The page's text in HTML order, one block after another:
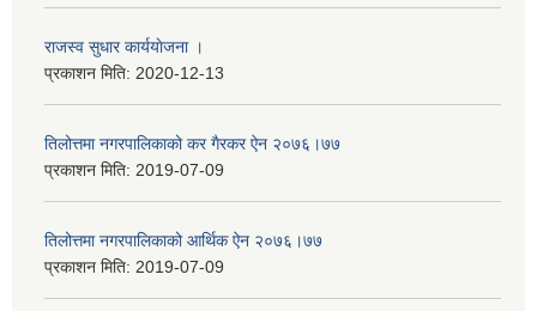
राजस्व सुधार कार्ययाेजना ।
प्रकाशन मिति: 2020-12-13
तिलोत्तमा नगरपालिकाको कर गैरकर ऐन २०७६।७७
प्रकाशन मिति: 2019-07-09
तिलोत्तमा नगरपालिकाको आर्थिक ऐन २०७६।७७
प्रकाशन मिति: 2019-07-09